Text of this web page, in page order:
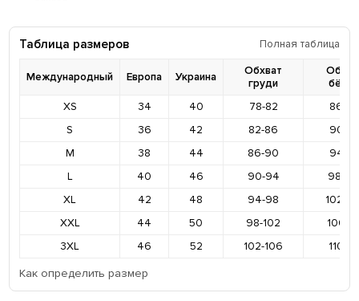
Таблица размеров Полная таблица
Международный Европа Украина
Обхват
груди
XS
34 40 78-82
86-
S
36 42 82-86
90-
M
38 44 86-90
94-
L
40 46 90-94
98-
XL
42 48 94-98
102-
XXL
44 50 98-102
106-
3XL
46 52 102-106
110-
Как определить размер